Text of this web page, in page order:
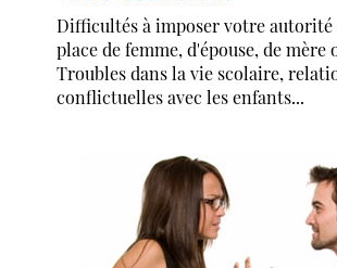
Difficultés à imposer votre autorité
place de femme, d'épouse, de mère
Troubles dans la vie scolaire,
conflictuelles avec les enfants...